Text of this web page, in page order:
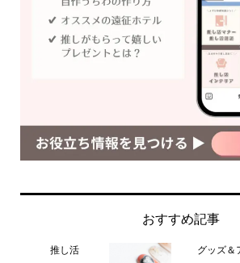
おすすめ記事
推し活 グッズ＆